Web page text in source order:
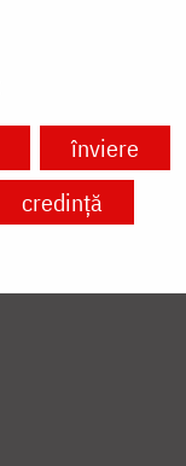
înviere
credință